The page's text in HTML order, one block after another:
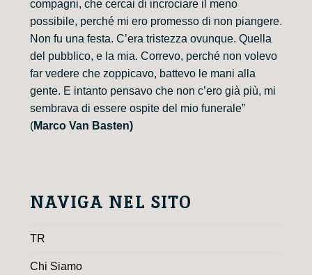
compagni, che cercai di incrociare il meno
possibile, perché mi ero promesso di non piangere.
Non fu una festa. C’era tristezza ovunque. Quella
del pubblico, e la mia. Correvo, perché non volevo
far vedere che zoppicavo, battevo le mani alla
gente. E intanto pensavo che non c’ero già più, mi
sembrava di essere ospite del mio funerale”
(Marco Van Basten)
NAVIGA NEL SITO
TR
Chi Siamo